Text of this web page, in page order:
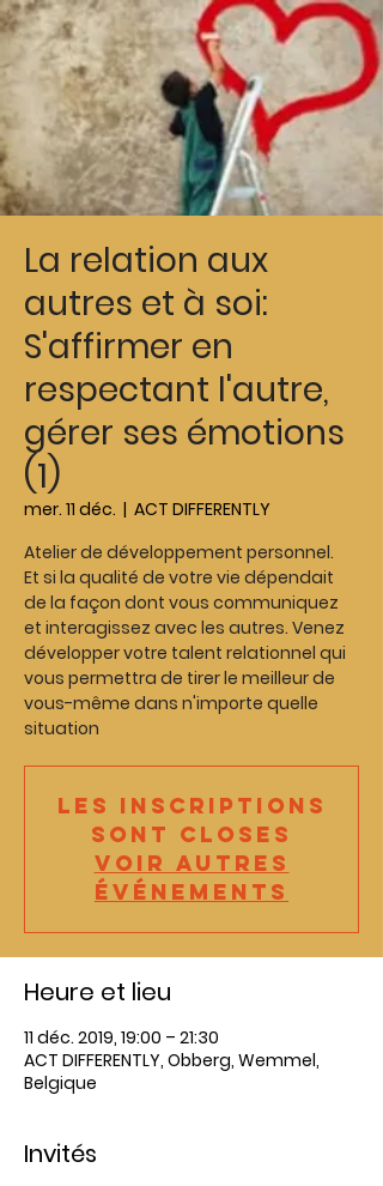
La relation aux
autres et à soi:
S'affirmer en
respectant l'autre,
gérer ses émotions
(1)
mer. 11 déc.
  |
ACT DIFFERENTLY
Atelier de développement personnel.
Et si la qualité de votre vie dépendait
de la façon dont vous communiquez
et interagissez avec les autres. Venez
développer votre talent relationnel qui
vous permettra de tirer le meilleur de
vous-même dans n'importe quelle
Les inscriptions
sont closes
Voir autres
événements
Heure et lieu
11 déc. 2019, 19:00 – 21:30
ACT DIFFERENTLY, Obberg, Wemmel,
Belgique
Invités